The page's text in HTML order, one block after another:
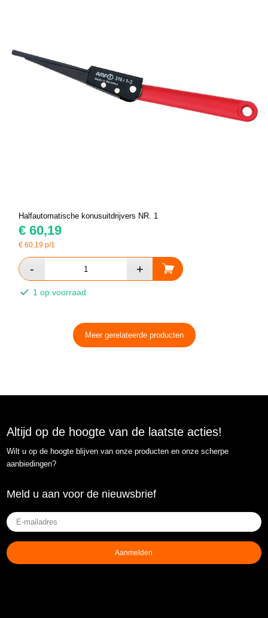
Halfautomatische konusuitdrijvers NR. 1
€ 60,19
€60,19 p/1
1 op voorraad
Meer gerelateerde producten
Altijd op de hoogte van de laatste acties!
Wilt u op de hoogte blijven van onze producten en onze scherpe
aanbiedingen?
Meld u aan voor de nieuwsbrief
E-
mailadres(Vereist)
Aanmelden